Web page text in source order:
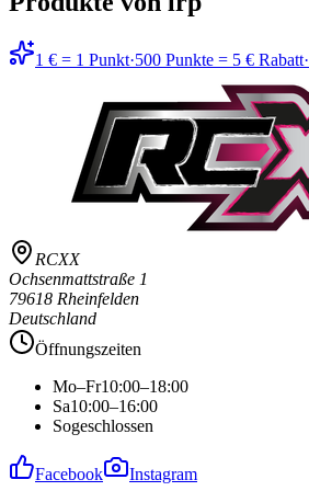
1 € = 1 Punkt·500 Punkte = 5 € Rabatt·
RCXX
Ochsenmattstraße 1
79618 Rheinfelden
Deutschland
Öffnungszeiten
Mo–Fr10:00–18:00
Sa10:00–16:00
Sogeschlossen
Facebook Instagram